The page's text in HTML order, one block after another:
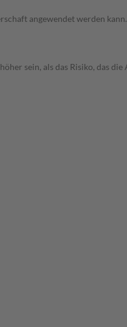
angewendet werden kann.
sein, als das Risiko, das die